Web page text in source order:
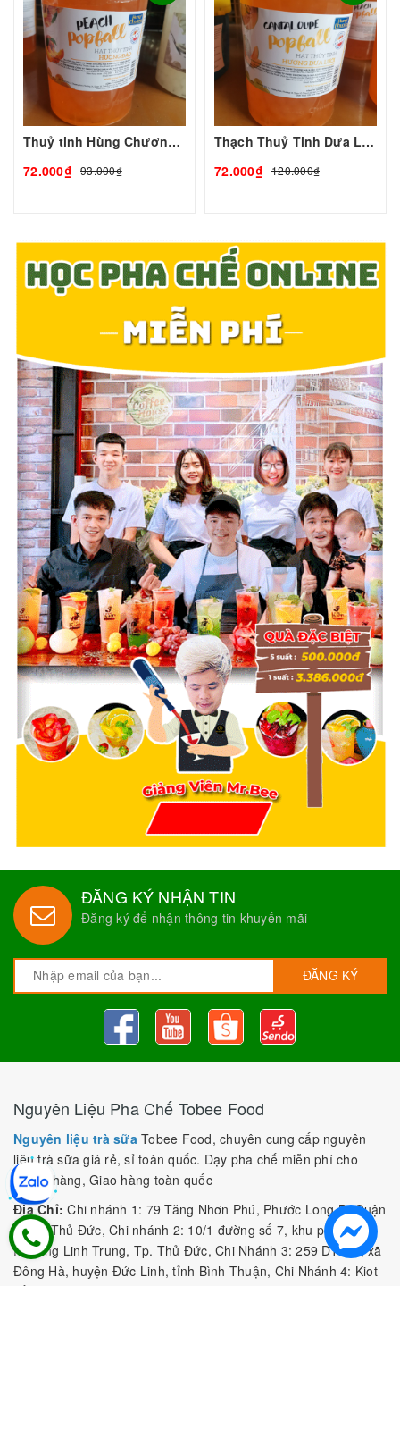
Thuỷ tinh Hùng Chương 1Kg
72.000₫ 93.000₫
Thạch Thuỷ Tinh Dưa Lưới Hùng Chương 1kg | Nguyên Liệu Pha Chế Giá Sỉ Tp.HCM - Tobee Food
72.000₫ 120.000₫
ĐĂNG KÝ NHẬN TIN
Đăng ký để nhận thông tin khuyến mãi
ĐĂNG KÝ
Nguyên Liệu Pha Chế Tobee Food
Nguyên liệu trà sữa Tobee Food, chuyên cung cấp nguyên
liệu trà sữa giá rẻ, sỉ toàn quốc. Dạy pha chế miễn phí cho
khách hàng, Giao hàng toàn quốc
Địa Chỉ: Chi nhánh 1: 79 Tăng Nhơn Phú, Phước Long B, Quận
9, TP. Thủ Đức, Chi nhánh 2: 10/1 đường số 7, khu phố 3,
Phường Linh Trung, Tp. Thủ Đức, Chi Nhánh 3: 259 DT766, xã
Đông Hà, huyện Đức Linh, tỉnh Bình Thuận, Chi Nhánh 4: Kiot
số 1 - Chợ Túy Loan - Đường Quảng Xương - Hòa Phong - Hòa